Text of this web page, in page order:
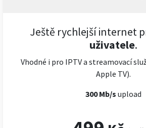
Ještě rychlejší internet
uživatele.
Vhodné i pro IPTV a streamovací
Apple TV).
300 Mb/s upload